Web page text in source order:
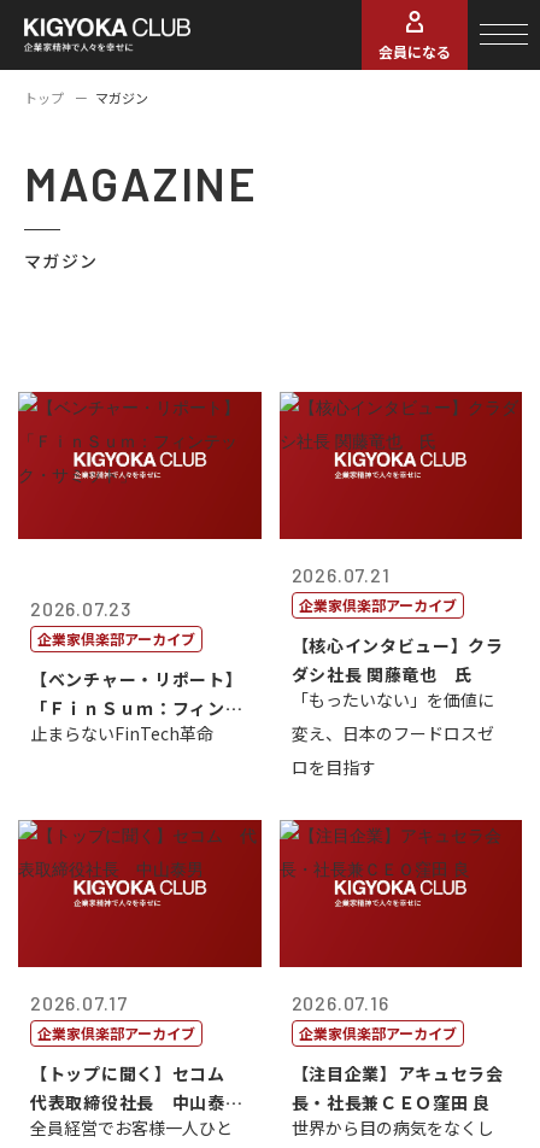
会員になる
トップ マガジン
MAGAZINE
マガジン
2026.07.23
企業家倶楽部アーカイブ
【ベンチャー・リポート】
「ＦｉｎＳｕｍ：フィンテ
ック・サミッ...
止まらないFinTech革命
2026.07.21
企業家倶楽部アーカイブ
【核心インタビュー】クラ
ダシ社長 関藤竜也 氏
「もったいない」を価値に
変え、日本のフードロスゼ
ロを目指す
2026.07.17
企業家倶楽部アーカイブ
【トップに聞く】セコム
代表取締役社長 中山泰
男
全員経営でお客様一人ひと
2026.07.16
企業家倶楽部アーカイブ
【注目企業】アキュセラ会
長・社長兼ＣＥＯ窪田 良
世界から目の病気をなくし